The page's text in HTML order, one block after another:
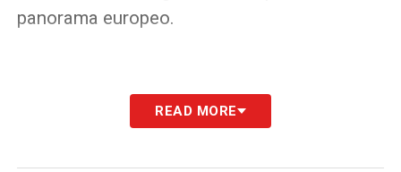
panorama europeo.
LA PLAYLIST DELLE NOSTRE TOP NEWS
READ MORE